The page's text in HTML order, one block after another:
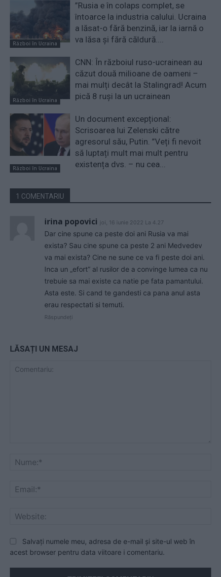
Război în Ucraina
”Rusia e în colaps complet, se
întoarce la industria calului. Ucraina
a lăsat-o fără benzină, iar la iarnă o
va lăsa și fără căldură....
Război în Ucraina
CNN: În războiul ruso-ucrainean au
căzut două milioane de oameni –
mai mulți decât la Stalingrad! Acum
pică 8 ruși la un ucrainean
Război în Ucraina
Un document excepțional:
Scrisoarea lui Zelenski către
agresorul său, Putin. ”Veți fi nevoit
să luptați mult mai mult pentru
existența dvs. – nu cea...
1 COMENTARIU
irina popovici joi, 16 iunie 2022 La 4.27
Dar cine spune ca peste doi ani Rusia va mai
exista? Sau cine spune ca peste 2 ani Medvedev
va mai exista? Cine ne sune ce va fi peste doi ani.
Inca un „efort” al rusilor de a convinge lumea ca nu
trebuie sa mai existe ca natie pe fata pamantului.
Asta este. Si cand te gandesti ca pana anul asta
erau respectati si temuti.
Răspundeți
LĂSAȚI UN MESAJ
Salvați numele meu, adresa de e-mail și site-ul web în
acest browser pentru data viitoare i comentariu.